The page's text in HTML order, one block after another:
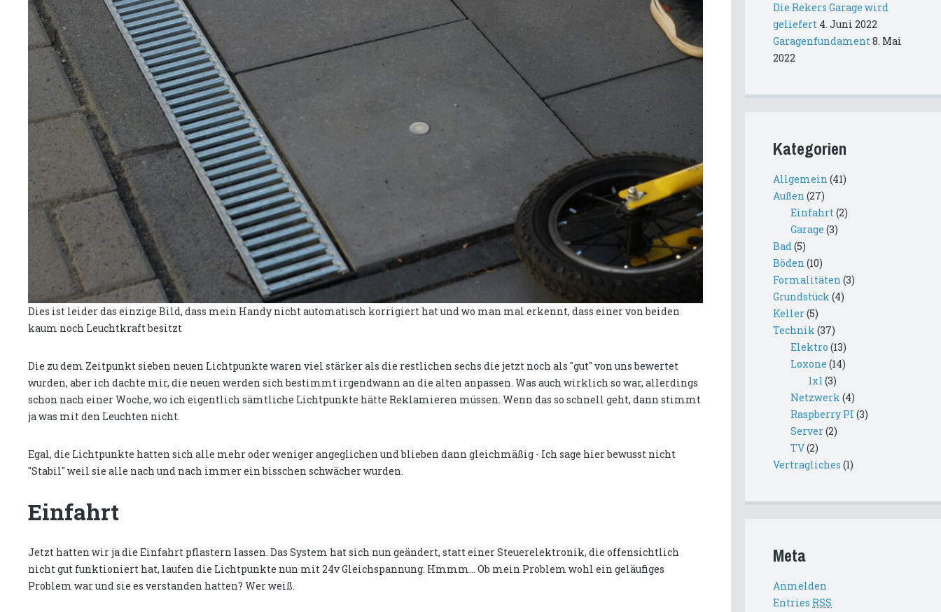
Dies ist leider das einzige Bild, dass mein Handy nicht automatisch korrigiert hat und wo man mal erkennt, dass einer von beiden
kaum noch Leuchtkraft besitzt
Die zu dem Zeitpunkt sieben neuen Lichtpunkte waren viel stärker als die restlichen sechs die jetzt noch als "gut" von uns bewertet
wurden, aber ich dachte mir, die neuen werden sich bestimmt irgendwann an die alten anpassen. Was auch wirklich so war, allerdings
schon nach einer Woche, wo ich eigentlich sämtliche Lichtpunkte hätte Reklamieren müssen. Wenn das so schnell geht, dann stimmt
ja was mit den Leuchten nicht.
Egal, die Lichtpunkte hatten sich alle mehr oder weniger angeglichen und blieben dann gleichmäßig - Ich sage hier bewusst nicht
"Stabil" weil sie alle nach und nach immer ein bisschen schwächer wurden.
Einfahrt
Jetzt hatten wir ja die Einfahrt pflastern lassen. Das System hat sich nun geändert, statt einer Steuerelektronik, die offensichtlich
nicht gut funktioniert hat, laufen die Lichtpunkte nun mit 24v Gleichspannung. Hmmm... Ob mein Problem wohl ein geläufiges
Problem war und sie es verstanden hatten? Wer weiß.
Die Rekers Garage wird
geliefert 4. Juni 2022
Garagenfundament8. Mai
2022
Kategorien
Allgemein (41)
Außen (27)
Einfahrt(2)
Garage (3)
Bad(5)
Böden (10)
Formalitäten (3)
Grundstück (4)
Keller(5)
Technik (37)
Elektro (13)
Loxone (14)
1x1 (3)
Netzwerk (4)
Raspberry PI (3)
Server(2)
TV(2)
Vertragliches (1)
Meta
Anmelden
Entries RSS